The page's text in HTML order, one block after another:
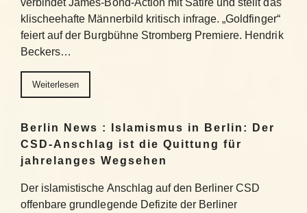
verbindet James-Bond-Action mit Satire und stellt das
klischeehafte Männerbild kritisch infrage. „Goldfinger“
feiert auf der Burgbühne Stromberg Premiere. Hendrik
Beckers…
Weiterlesen
Berlin News : Islamismus in Berlin: Der
CSD-Anschlag ist die Quittung für
jahrelanges Wegsehen
Der islamistische Anschlag auf den Berliner CSD
offenbare grundlegende Defizite der Berliner